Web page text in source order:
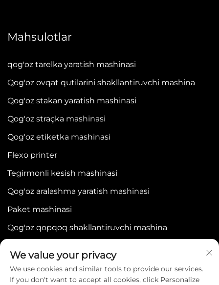
Mahsulotlar
qog'oz tarelka yaratish mashinasi
Qog'oz ovqat qutilarini shakllantiruvchi mashina
Qog'oz stakan yaratish mashinasi
Qog'oz straçka mashinasi
Qog'oz etiketka mashinasi
Flexo printer
Tegirmonli kesish mashinasi
Qog'oz aralashma yaratish mashinasi
Paket mashinasi
Qog'oz qopqoq shakllantiruvchi mashina
We value your privacy
We use cookies and similar tools to provide our services.
If you don't want to accept all cookies, click Personalize